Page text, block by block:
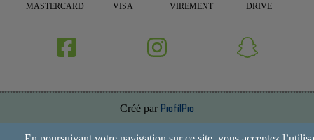
MASTERCARD VISA VIREMENT DRIVE
Créé par ProfilPro
Annuaire de site